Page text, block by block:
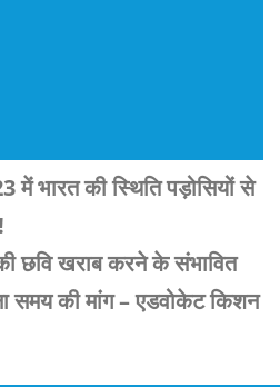
भारत की स्थिति पड़ोसियों से
छवि खराब करने के संभावित
समय की मांग – एडवोकेट किशन